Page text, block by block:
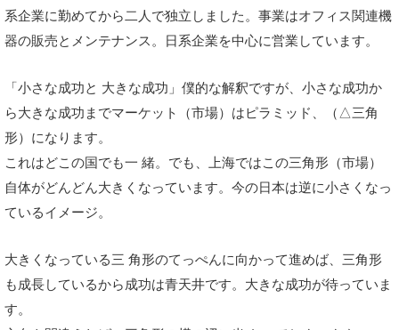
系企業に勤めてから二人で独立しました。事業はオフィス関連機
器の販売とメンテナンス。日系企業を中心に営業しています。
「小さな成功と 大きな成功」僕的な解釈ですが、小さな成功か
ら大きな成功までマーケット（市場）はピラミッド、（△三角
形）になります。
これはどこの国でも一 緒。でも、上海ではこの三角形（市場）
自体がどんどん大きくなっています。今の日本は逆に小さくなっ
ているイメージ。
大きくなっている三 角形のてっぺんに向かって進めば、三角形
も成長しているから成功は青天井です。大きな成功が待っていま
す。